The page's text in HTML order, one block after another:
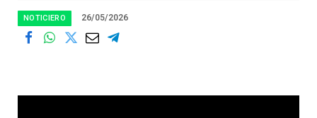
NOTICIERO 26/05/2026